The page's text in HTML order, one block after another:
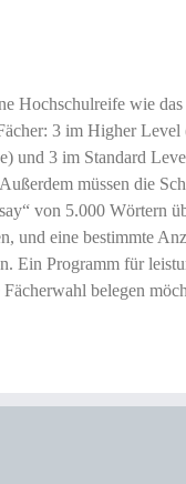
Hochschulreife wie
3 im Higher Level
und 3 im Standard
müssen die
von 5.000 Wörtern
und eine bestimmte
Ein Programm für
belegen